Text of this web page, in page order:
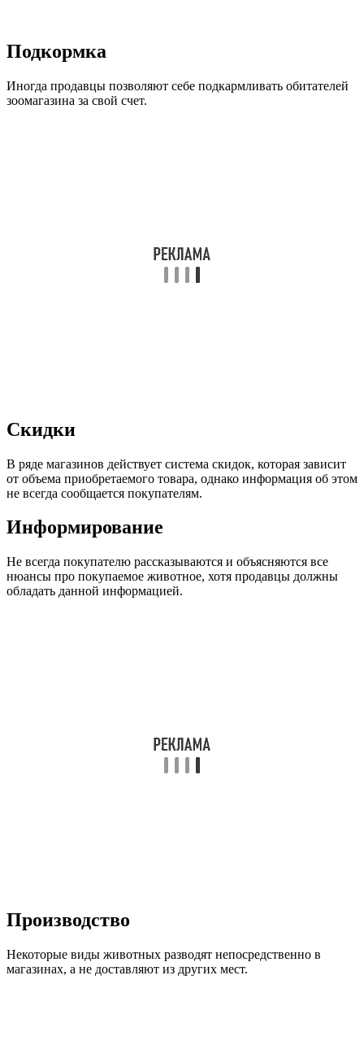
Подкормка
Иногда продавцы позволяют себе подкармливать обитателей
зоомагазина за свой счет.
Скидки
В ряде магазинов действует система скидок, которая зависит
от объема приобретаемого товара, однако информация об этом
не всегда сообщается покупателям.
Информирование
Не всегда покупателю рассказываются и объясняются все
нюансы про покупаемое животное, хотя продавцы должны
обладать данной информацией.
Производство
Некоторые виды животных разводят непосредственно в
магазинах, а не доставляют из других мест.